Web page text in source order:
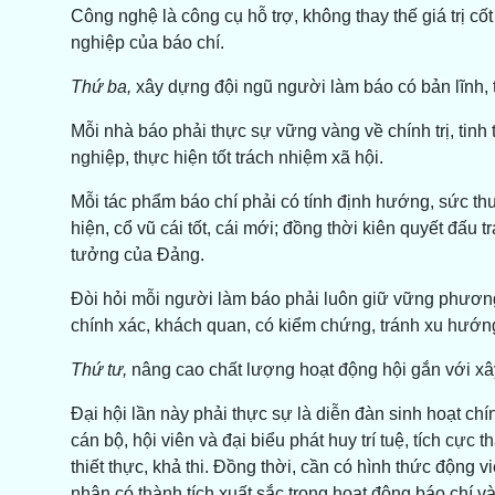
Công nghệ là công cụ hỗ trợ, không thay thế giá trị
nghiệp của báo chí.
Thứ ba, xây dựng đội ngũ người làm báo có bản lĩnh,
Mỗi nhà báo phải thực sự vững vàng về chính trị,
nghiệp, thực hiện tốt trách nhiệm xã hội.
Mỗi tác phẩm báo chí phải có tính định hướng, sức
hiện, cổ vũ cái tốt, cái mới; đồng thời kiên quyết đấu
tưởng của Đảng.
Đòi hỏi mỗi người làm báo phải luôn giữ vững
chính xác, khách quan, có kiểm chứng, tránh xu
Thứ tư, nâng cao chất lượng hoạt động hội gắn với
Đại hội lần này phải thực sự là diễn đàn sinh hoạt
cán bộ, hội viên và đại biểu phát huy trí tuệ, tích cực
thiết thực, khả thi. Đồng thời, cần có hình thức động